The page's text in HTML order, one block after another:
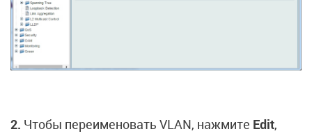
2. Чтобы переименовать VLAN, нажмите Edit,